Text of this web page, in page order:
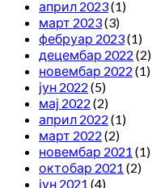
април 2023(1)
март 2023(3)
фебруар 2023(1)
децембар 2022 (2)
новембар 2022 (1)
јун 2022 (5)
мај 2022 (2)
април 2022 (1)
март 2022 (2)
новембар 2021 (1)
октобар 2021 (2)
јун 2021 (4)